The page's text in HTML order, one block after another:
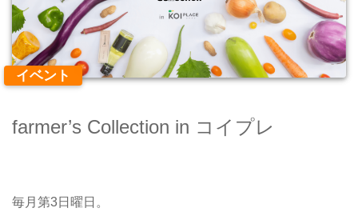
イベント
farmer’s Collection in コイプレ
毎月第3日曜日。